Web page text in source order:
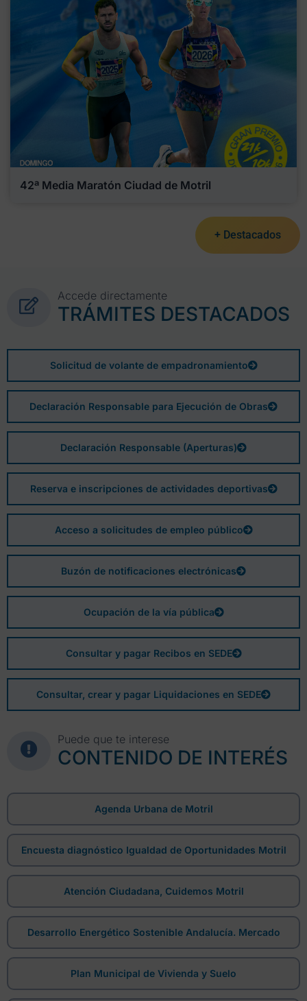
42ª Media Maratón Ciudad de Motril
+ Destacados
Accede directamente
TRÁMITES DESTACADOS
Solicitud de volante de empadronamiento
Declaración Responsable para Ejecución de Obras
Declaración Responsable (Aperturas)
Reserva e inscripciones de actividades deportivas
Acceso a solicitudes de empleo público
Buzón de notificaciones electrónicas
Ocupación de la vía pública
Consultar y pagar Recibos en SEDE
Consultar, crear y pagar Liquidaciones en SEDE
Puede que te interese
CONTENIDO DE INTERÉS
Agenda Urbana de Motril
Encuesta diagnóstico Igualdad de Oportunidades Motril
Atención Ciudadana, Cuidemos Motril
Desarrollo Energético Sostenible Andalucía. Mercado
Plan Municipal de Vivienda y Suelo